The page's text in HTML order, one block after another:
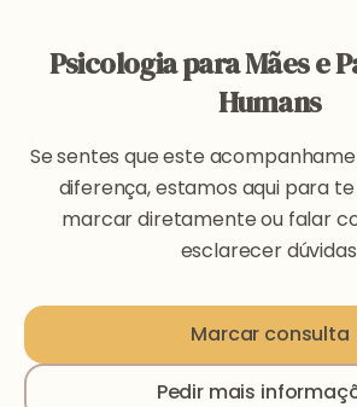
Psicologia para Mães e
Humans
Se sentes que este
diferença, estamos aqui para te
marcar diretamente ou falar
esclarecer
Marcar consulta
Pedir mais